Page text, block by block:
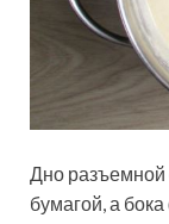
Дно
бумагой, а